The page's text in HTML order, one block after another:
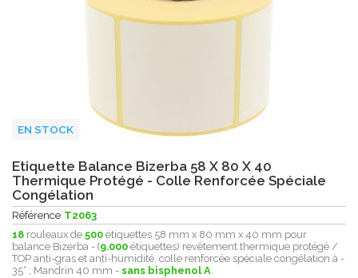
EN STOCK
Etiquette Balance Bizerba 58 X 80 X 40
Thermique Protégé - Colle Renforcée Spéciale
Congélation
Référence T2063
18 rouleaux de 500 étiquettes 58 mm x 80 mm x 40 mm pour
balance Bizerba - (9.000 étiquettes) revêtement thermique protégé /
TOP anti-gras et anti-humidité, colle renforcée spéciale congélation à -
35° ; Mandrin 40 mm - sans bisphenol A.